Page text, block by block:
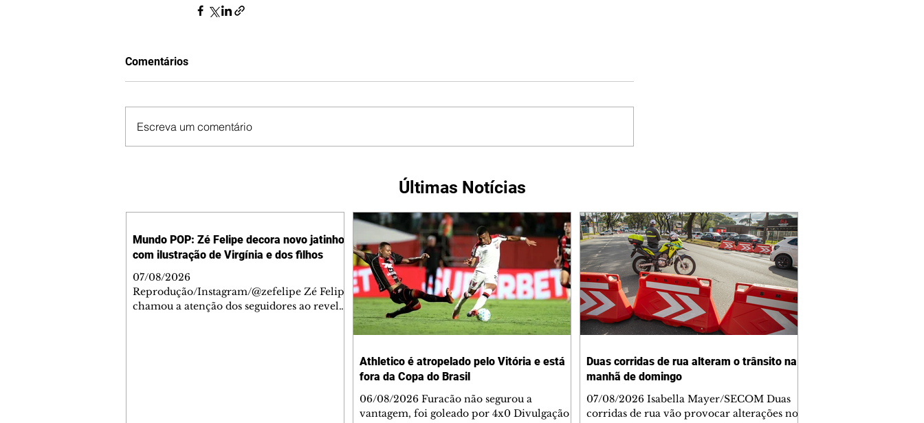
Comentários
Escreva um comentário
Últimas Notícias
Mundo POP: Zé Felipe decora novo jatinho
com ilustração de Virgínia e dos filhos
07/08/2026
Reprodução/Instagram/@zefelipe Zé Felipe
chamou a atenção dos seguidores ao revelar
Athletico é atropelado pelo Vitória e está
fora da Copa do Brasil
06/08/2026 Furacão não segurou a
vantagem, foi goleado por 4x0 Divulgação
Duas corridas de rua alteram o trânsito na
manhã de domingo
07/08/2026 Isabella Mayer/SECOM Duas
corridas de rua vão provocar alterações no